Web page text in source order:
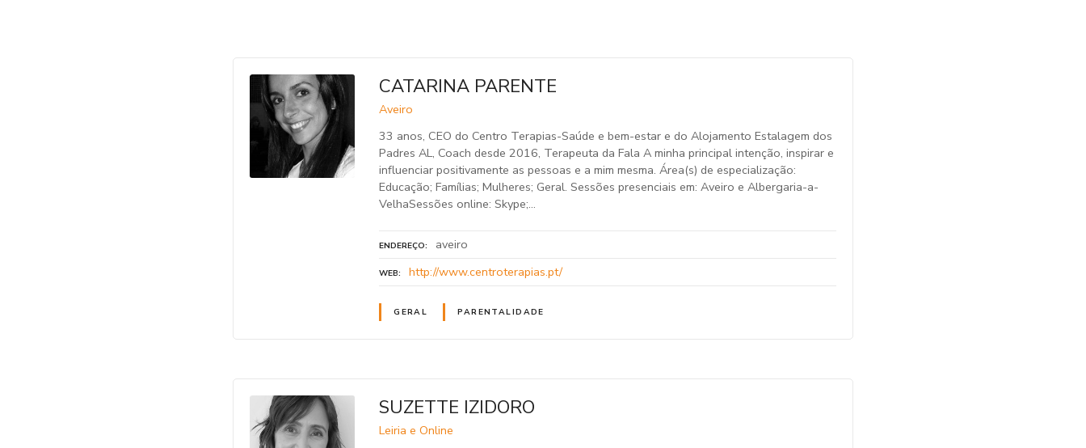
CATARINA PARENTE
Aveiro
33 anos, CEO do Centro Terapias-Saúde e bem-estar e do Alojamento Estalagem dos
Padres AL, Coach desde 2016, Terapeuta da Fala A minha principal intenção, inspirar e
influenciar positivamente as pessoas e a mim mesma. Área(s) de especialização:
Educação; Famílias; Mulheres; Geral. Sessões presenciais em: Aveiro e Albergaria-a-
VelhaSessões online: Skype;…
ENDEREÇO aveiro
WEB http://www.centroterapias.pt/
GERAL PARENTALIDADE
SUZETTE IZIDORO
Leiria e Online